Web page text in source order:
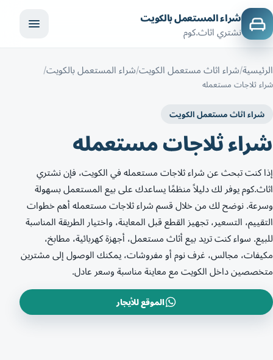
شراء المستعمل بالكويت
نشتري اثاث.كوم
الرئيسية شراء اثاث مستعمل الكويت شراء المستعمل بالكويت
شراء ثلاجات مستعمله
شراء اثاث مستعمل الكويت
شراء ثلاجات مستعمله
إذا كنت تبحث عن شراء ثلاجات مستعمله في الكويت، فإن نشتري
اثاث.كوم يوفر لك دليلاً منظمًا يساعدك على بيع المستعمل بسهولة
وسرعة. نوضح لك من خلال قسم شراء ثلاجات مستعمله أهم خطوات
التقييم، التسعير، تجهيز القطع قبل المعاينة، واختيار الطريقة المناسبة
للبيع. سواء كنت تريد بيع أثاث مستعمل، أجهزة كهربائية، مطابخ،
مكيفات، مجالس، غرف نوم أو مفروشات، يمكنك الوصول إلى مشترين
متخصصين داخل الكويت مع معاينة مناسبة وسعر عادل.
الموقع للأيجار